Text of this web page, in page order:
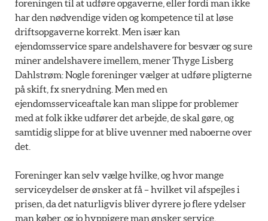
foreningen til at udføre opgaverne, eller fordi man ikke
har den nødvendige viden og kompetence til at løse
driftsopgaverne korrekt. Men især kan
ejendomsservice spare andelshavere for besvær og sure
miner andelshavere imellem, mener Thyge Lisberg
Dahlstrøm: Nogle foreninger vælger at udføre pligterne
på skift, fx snerydning. Men med en
ejendomsserviceaftale kan man slippe for problemer
med at folk ikke udfører det arbejde, de skal gøre, og
samtidig slippe for at blive uvenner med naboerne over
det.
Foreninger kan selv vælge hvilke, og hvor mange
serviceydelser de ønsker at få – hvilket vil afspejles i
prisen, da det naturligvis bliver dyrere jo flere ydelser
man køber, og jo hyppigere man ønsker service.